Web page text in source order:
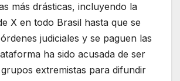
más drásticas, incluyendo la
X en todo Brasil hasta que se
judiciales y se paguen las
ha sido acusada de ser
extremistas para difundir